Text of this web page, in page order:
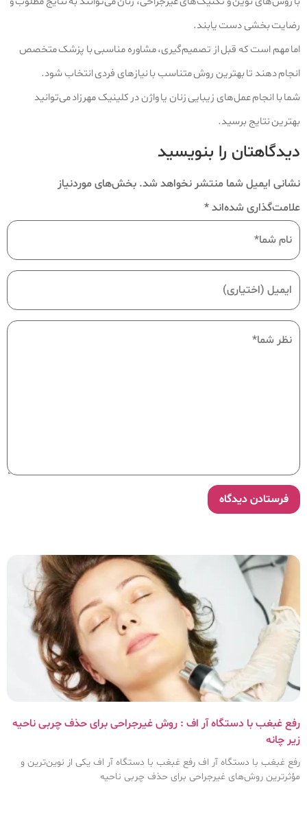
رضایت‌ بخشی دست یابند.
اما مهم است که قبل از تصمیم‌گیری، مشاوره مناسبی با پزشک متخصص
انجام دهند تا بهترین روش متناسب با نیازهای فردی انتخاب شود.
شما با انجام عمل‌های زیبایی زنان یا واژن در کلینیک مهرزاد می‌توانید
بهترین نتایج برسید.
دیدگاهتان را بنویسید
نشانی ایمیل شما منتشر نخواهد شد. بخش‌های موردنیاز
علامت‌گذاری شده‌اند*
رفع غبغب با دستگاه آر اف : روش غیرجراحی برای حذف چربی ناحیه
زیر چانه
رفع غبغب با دستگاه آر اف رفع غبغب با دستگاه آر اف یکی از نوین‌ترین و
مؤثرترین روش‌های غیرجراحی برای حذف چربی ناحیه